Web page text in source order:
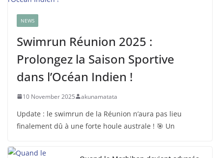
NEWS
Swimrun Réunion 2025 :
Prolongez la Saison Sportive
dans l’Océan Indien !
10 November 2025 akunamatata
Update : le swimrun de la Réunion n’aura pas lieu
finalement dû à une forte houle australe ! 🎯 Un